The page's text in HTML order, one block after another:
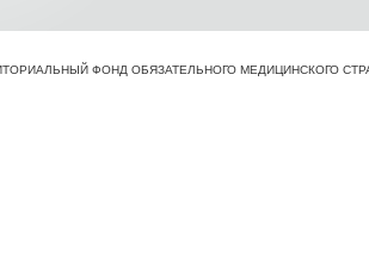
ФОНД ОБЯЗАТЕЛЬНОГО МЕДИЦИНСКОГО